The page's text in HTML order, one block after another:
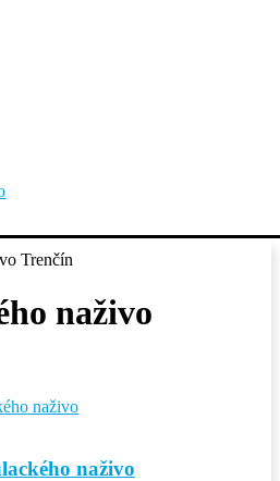
Trenčín
naživo
naživo